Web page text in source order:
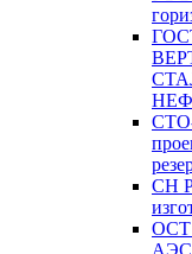
СН
ОСТ
АЭС